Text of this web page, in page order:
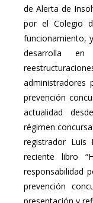
de Alerta de
por el Colegio
funcionamiento,
desarrolla
administradores
prevención
actualidad
régimen
registrador Luis
reciente libro
responsabilidad
prevención